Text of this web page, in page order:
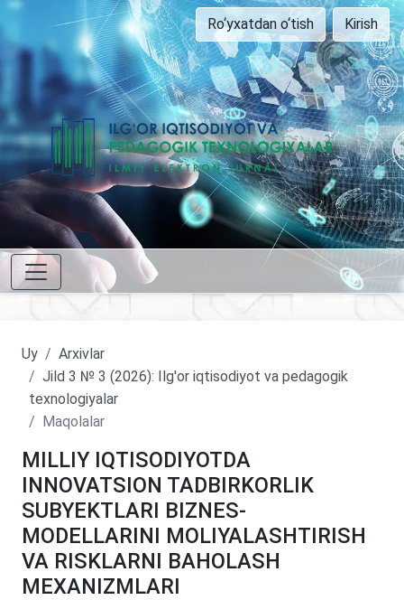
Ro‘yxatdan o‘tish Kirish
Uy
Arxivlar
Jild 3 № 3 (2026): Ilg'or iqtisodiyot va pedagogik
texnologiyalar
Maqolalar
MILLIY IQTISODIYOTDA
INNOVATSION TADBIRKORLIK
SUBYEKTLARI BIZNES-
MODELLARINI MOLIYALASHTIRISH
VA RISKLARNI BAHOLASH
MEXANIZMLARI